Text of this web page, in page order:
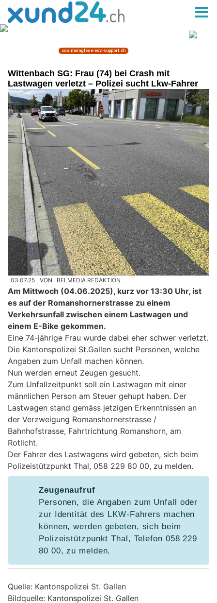
Wittenbach SG: Frau (74) bei Crash mit
Lastwagen verletzt – Polizei sucht Lkw-Fahrer
03.07.25 VON BELMEDIA REDAKTION
Am Mittwoch (04.06.2025), kurz vor 13:30 Uhr, ist
es auf der Romanshornerstrasse zu einem
Verkehrsunfall zwischen einem Lastwagen und
einem E-Bike gekommen.
Eine 74-jährige Frau wurde dabei eher schwer verletzt.
Die Kantonspolizei St.Gallen sucht Personen, welche
Angaben zum Unfall machen können.
Nun werden erneut Zeugen gesucht.
Zum Unfallzeitpunkt soll ein Lastwagen mit einer
männlichen Person am Steuer gehupt haben. Der
Lastwagen stand gemäss jetzigen Erkenntnissen an
der Verzweigung Romanshornerstrasse /
Bahnhofstrasse, Fahrtrichtung Romanshorn, am
Rotlicht.
Der Fahrer des Lastwagens wird gebeten, sich beim
Polizeistützpunkt Thal, 058 229 80 00, zu melden.
Zeugenaufruf
Personen, die Angaben zum Unfall oder
zur Identität des LKW-Fahrers machen
können, werden gebeten, sich beim
Polizeistützpunkt Thal, Telefon 058 229
80 00, zu melden.
Quelle: Kantonspolizei St. Gallen
Bildquelle: Kantonspolizei St. Gallen